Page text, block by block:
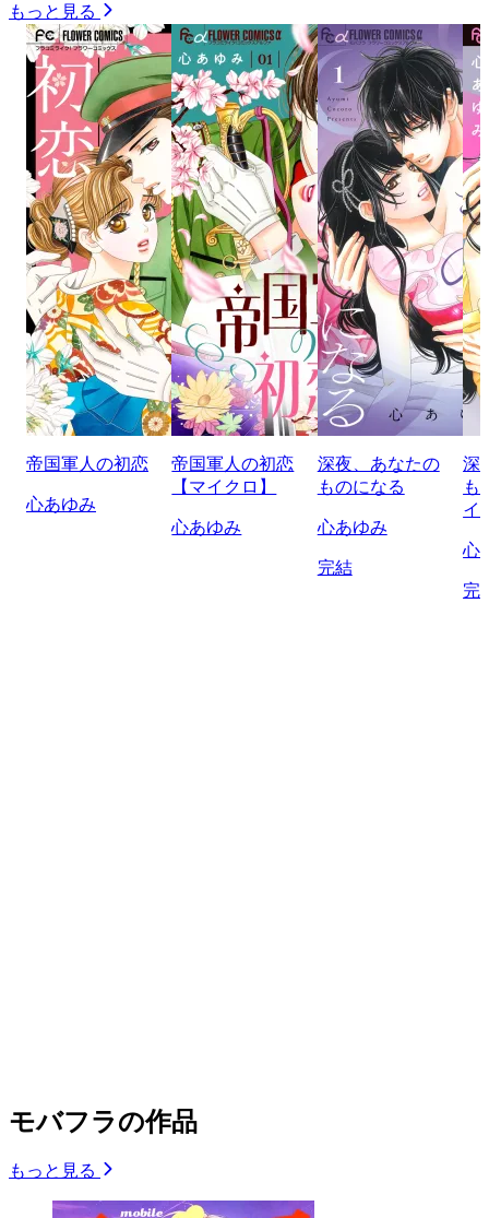
もっと見る
帝国軍人の初恋
心あゆみ
帝国軍人の初恋
【マイクロ】
心あゆみ
深夜、あなたの
ものになる
心あゆみ
完結
深
も
イ
心
完
モバフラの作品
もっと見る